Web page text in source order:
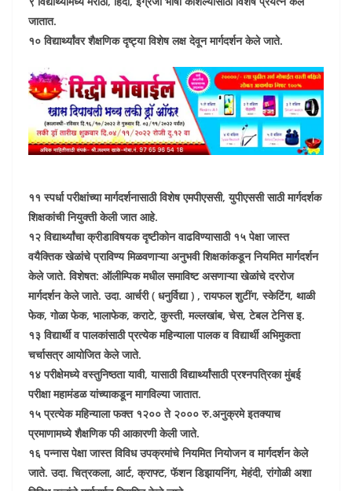
जातात.
१० विद्यार्थ्यांवर शैक्षणिक दृष्ट्या विशेष लक्ष देवून मार्गदर्शन केले जाते.
११ स्पर्धा परीक्षांच्या मार्गदर्शनासाठी विशेष एमपीएससी, युपीएससी साठी मार्गदर्शक
शिक्षकांची नियुक्ती केली जात आहे.
१२ विद्यार्थ्यांचा क्रीडाविषयक दृष्टीकोन वाढविण्यासाठी १५ पेक्षा जास्त
वयैक्तिक खेळांचे प्राविण्य मिळवणाऱ्या अनुभवी शिक्षकांकडून नियमित मार्गदर्शन
केले जाते. विशेषत: ऑलीम्पिक मधील समाविष्ट असणाऱ्या खेळांचे दररोज
मार्गदर्शन केले जाते. उदा. आर्चरी ( धनुर्विद्या ) , रायफल शुटींग, स्केटिंग, थाळी
फेक, गोळा फेक, भालाफेक, कराटे, कुस्ती, मल्लखांब, चेस, टेबल टेनिस इ.
१३ विद्यार्थी व पालकांसाठी प्रत्येक महिन्याला पालक व विद्यार्थी अभिमुकता
चर्चासत्र आयोजित केले जाते.
१४ परीक्षेमध्ये वस्तुनिष्ठता यावी, यासाठी विद्यार्थ्यांसाठी प्रश्नपत्रिका मुंबई
परीक्षा महामंडळ यांच्याकडून मागविल्या जातात.
१५ प्रत्येक महिन्याला फक्त १२०० ते २००० रु.अनुक्रमे इतक्याच
प्रमाणामध्ये शैक्षणिक फी आकारणी केली जाते.
१६ पन्नास पेक्षा जास्त विविध उपक्रमांचे नियमित नियोजन व मार्गदर्शन केले
जाते. उदा. चित्रकला, आर्ट, क्राफ्ट, फॅशन डिझायनिंग, मेहंदी, रांगोळी अशा